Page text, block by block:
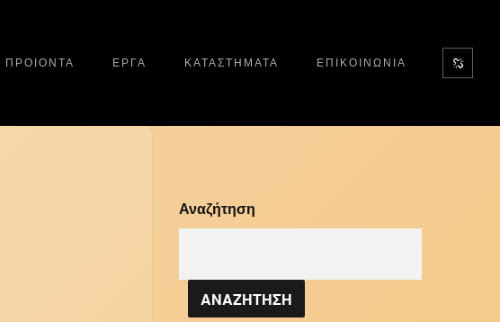
ΠΡΟΙΟΝΤΑ ΕΡΓΑ ΚΑΤΑΣΤΗΜΑΤΑ ΕΠΙΚΟΙΝΩΝΙΑ
Αναζήτηση
ΑΝΑΖΗΤΗΣΗ